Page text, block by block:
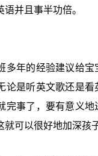
并且事半功倍。
多年的经验建议给
论是听英文歌还是
完事了，要有意义
可以很好地加深孩